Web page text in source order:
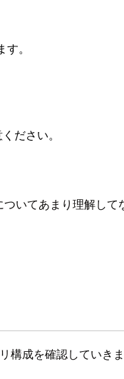
。
ださい。
いてあまり理解して
成を確認していきま